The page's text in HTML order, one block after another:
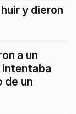
y dieron
a un
intentaba
de un